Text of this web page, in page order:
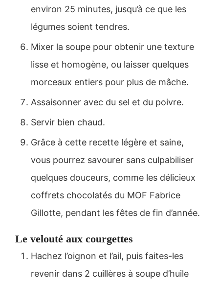
environ 25 minutes, jusqu’à ce que les
légumes soient tendres.
Mixer la soupe pour obtenir une texture
lisse et homogène, ou laisser quelques
morceaux entiers pour plus de mâche.
Assaisonner avec du sel et du poivre.
Servir bien chaud.
Grâce à cette recette légère et saine,
vous pourrez savourer sans culpabiliser
quelques douceurs, comme les délicieux
coffrets chocolatés du MOF Fabrice
Gillotte, pendant les fêtes de fin d’année.
Le velouté aux courgettes
Hachez l’oignon et l’ail, puis faites-les
revenir dans 2 cuillères à soupe d’huile